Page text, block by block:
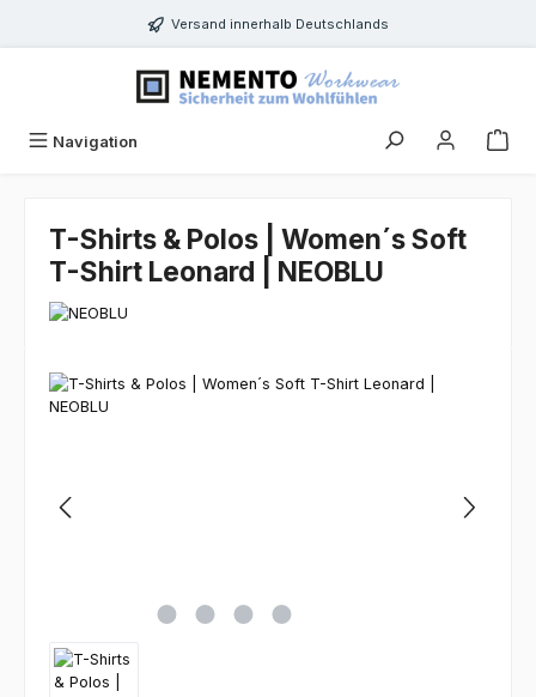
Zum Hauptinhalt springenVersand innerhalb Deutschlands
Navigation
T-Shirts & Polos | Women´s Soft
T-Shirt Leonard | NEOBLU
Bildergalerie überspringen